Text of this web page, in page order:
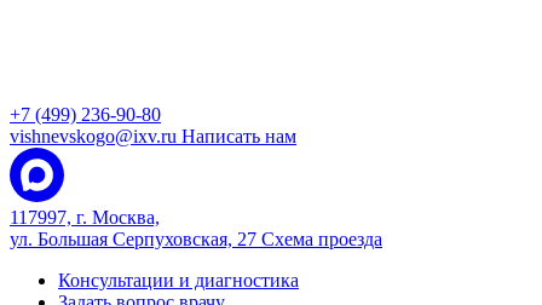
+7 (499) 236-90-80
vishnevskogo@ixv.ru Написать нам
117997, г. Москва,
ул. Большая Серпуховская, 27 Схема проезда
Консультации и диагностика